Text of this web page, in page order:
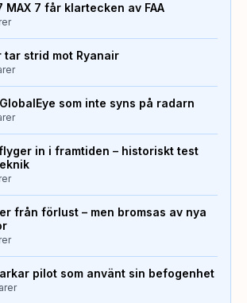
MAX 7 får klartecken av FAA
tar strid mot Ryanair
som inte syns på radarn
in i framtiden – historiskt test
från förlust – men bromsas av nya
pilot som använt sin befogenhet